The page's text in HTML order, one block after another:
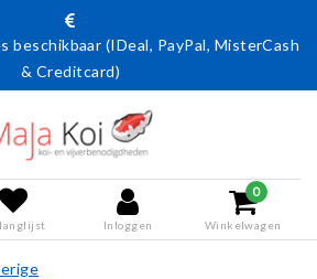
(IDeal, PayPal, MisterCash
Inloggen
0
Winkelwagen